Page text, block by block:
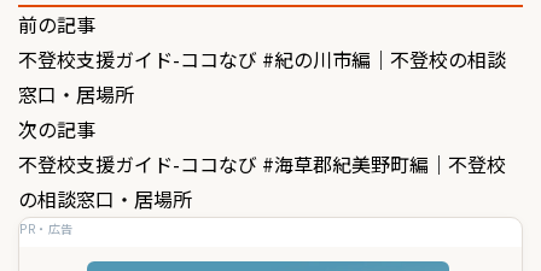
投
稿
ナ
ビ
ゲ
前の記事
不登校支援ガイド-ココなび #紀の川市編｜不登校の相談
窓口・居場所
次の記事
不登校支援ガイド-ココなび #海草郡紀美野町編｜不登校
の相談窓口・居場所
PR・広告